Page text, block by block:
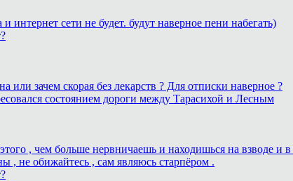
и интернет сети не будет. будут наверное пени набегать)
или зачем скорая без лекарств ? Для отписки наверное ?
состоянием дороги между Тарасихой и Лесным
этого , чем больше нервничаешь и находишься на
, не обижайтесь , сам являюсь старпёром .